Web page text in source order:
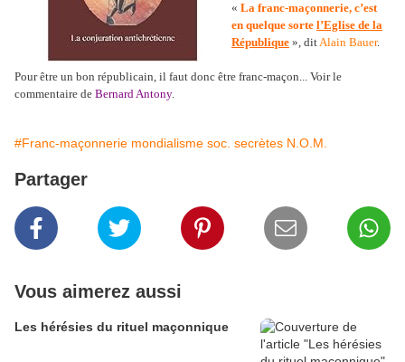
« La franc-maçonnerie, c’est
en quelque sorte l’Eglise de la
République », ditAlain Bauer.
Pour être un bon républicain, il faut donc être franc-maçon... Voir le
commentaire de Bernard Antony.
#Franc-maçonnerie mondialisme soc. secrètes N.O.M.
Partager
Vous aimerez aussi
Les hérésies du rituel maçonnique